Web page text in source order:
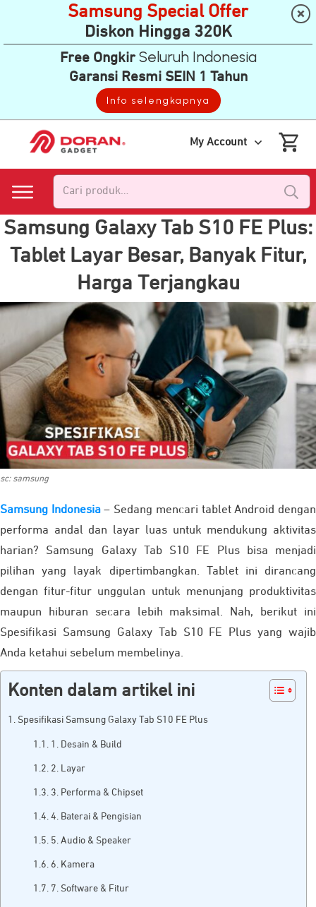
My Account
Samsung Galaxy Tab S10 FE Plus:
Tablet Layar Besar, Banyak Fitur,
Harga Terjangkau
sc: samsung
Samsung Indonesia – Sedang mencari tablet Android dengan
performa andal dan layar luas untuk mendukung aktivitas
harian? Samsung Galaxy Tab S10 FE Plus bisa menjadi
pilihan yang layak dipertimbangkan. Tablet ini dirancang
dengan fitur-fitur unggulan untuk menunjang produktivitas
maupun hiburan secara lebih maksimal. Nah, berikut ini
Spesifikasi Samsung Galaxy Tab S10 FE Plus yang wajib
Anda ketahui sebelum membelinya.
Konten dalam artikel ini
Spesifikasi Samsung Galaxy Tab S10 FE Plus
1. Desain & Build
2. Layar
3. Performa & Chipset
4. Baterai & Pengisian
5. Audio & Speaker
6. Kamera
7. Software & Fitur
Samsung Special Offer
Diskon Hingga 320K
Free OngkirSeluruh Indonesia
Garansi Resmi SEIN 1 Tahun
Info selengkapnya